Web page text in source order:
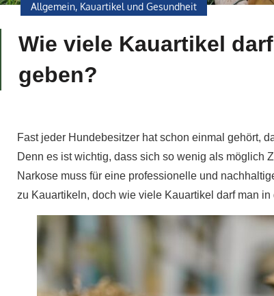
Allgemein, Kauartikel und Gesundheit
Wie viele Kauartikel
geben?
Fast jeder Hundebesitzer hat schon einmal gehört,
Denn es ist wichtig, dass sich so wenig als möglich
Narkose muss für eine professionelle und
zu Kauartikeln, doch wie viele Kauartikel darf man